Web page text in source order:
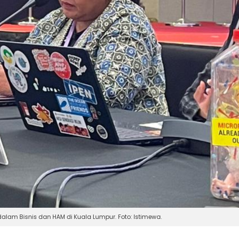
Bisnis dan HAM di Kuala Lumpur. Foto: Istimewa.